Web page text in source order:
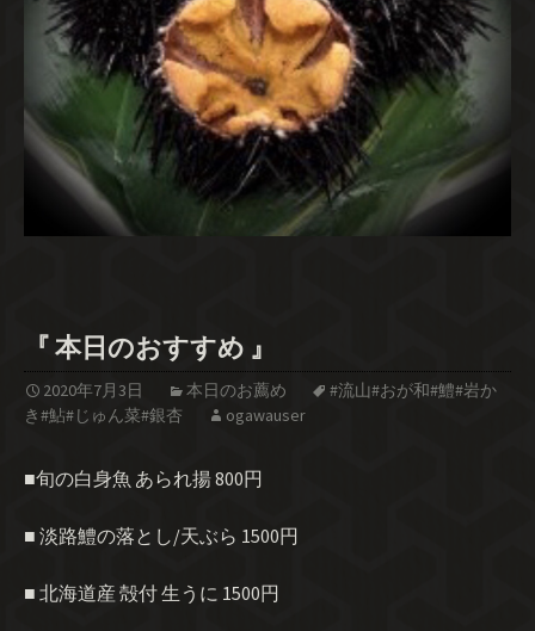
『 本日のおすすめ 』
2020年7月3日 本日のお薦め
#流山#おが和#鱧#岩か
き#鮎#じゅん菜#銀杏
ogawauser
■旬の白身魚 あられ揚 800円
■ 淡路鱧の落とし/天ぶら 1500円
■ 北海道産 殻付 生うに 1500円